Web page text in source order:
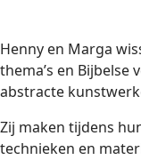
Henny en Marga
thema’s en Bijbelse
abstracte
Zij maken tijdens
technieken en